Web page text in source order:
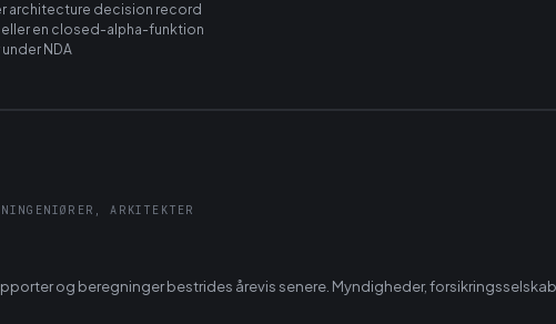
architecture decision record
en closed-alpha-funktion
NDA
ARKITEKTER
og beregninger bestrides årevis senere. Myndigheder,